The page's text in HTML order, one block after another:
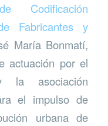
Codificación
Fabricantes y
María Bonmatí,
actuación por el
asociación
el impulso de
urbana de